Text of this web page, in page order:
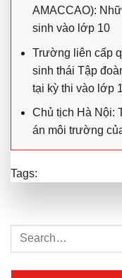
AMACCAO):
sinh vào lớp 10
Trường liên cấp
sinh thái Tập
tại kỳ thi vào lớp
Chủ tịch Hà Nội:
án môi trường
Tags: